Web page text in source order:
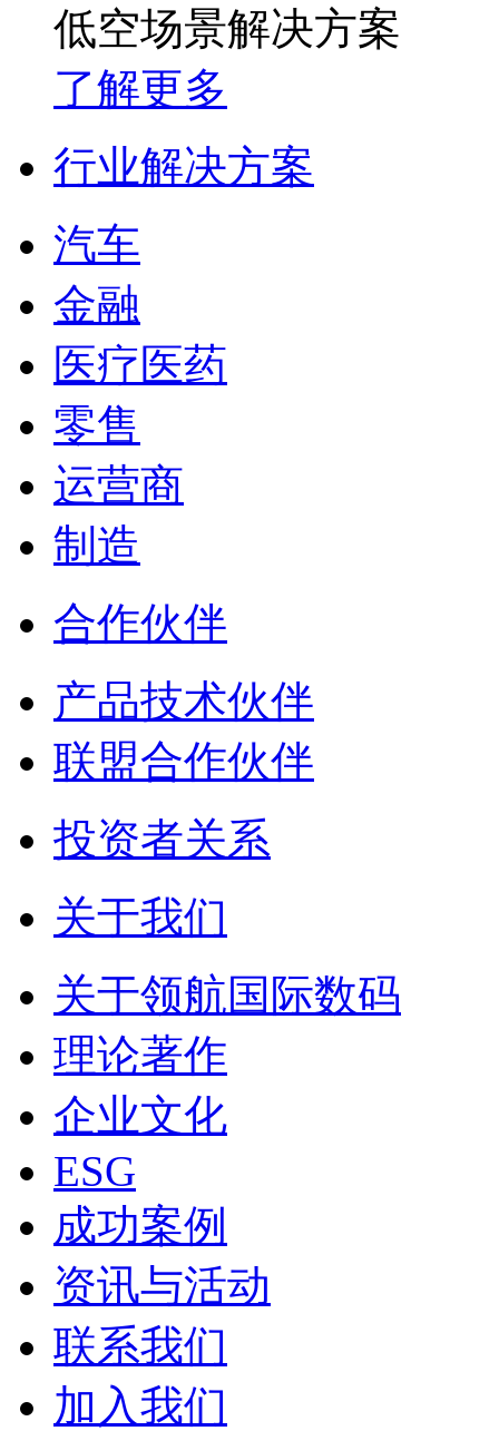
低空场景解决方案
了解更多
行业解决方案
汽车
金融
医疗医药
零售
运营商
制造
合作伙伴
产品技术伙伴
联盟合作伙伴
投资者关系
关于我们
关于领航国际数码
理论著作
企业文化
ESG
成功案例
资讯与活动
联系我们
加入我们